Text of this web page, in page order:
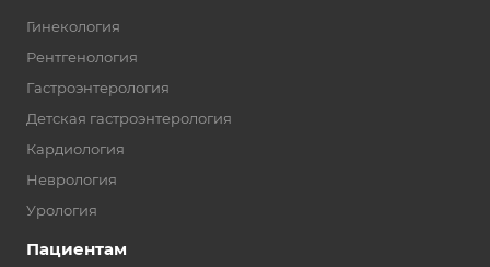
Гинекология
Рентгенология
Гастроэнтерология
Детская гастроэнтерология
Кардиология
Неврология
Урология
Пациентам